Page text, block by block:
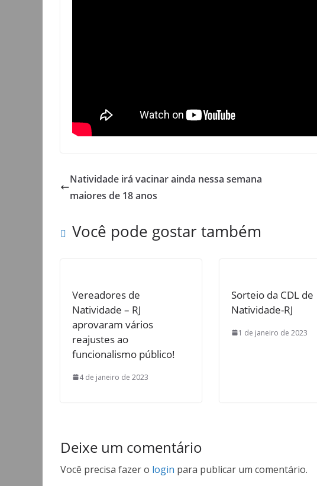
Natividade irá vacinar ainda nessa semana
maiores de 18 anos
Você pode gostar também
Vereadores de
Natividade – RJ
aprovaram vários
reajustes ao
funcionalismo público!
4 de janeiro de 2023
Sorteio da CDL de
Natividade-RJ
1 de janeiro de 2023
Deixe um comentário
Você precisa fazer o login para publicar um comentário.